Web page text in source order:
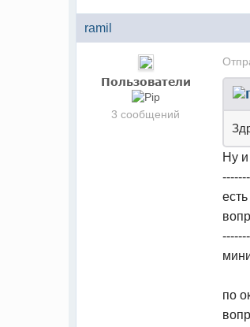
ramil
Пользователи
3 сообщений
Ну
по